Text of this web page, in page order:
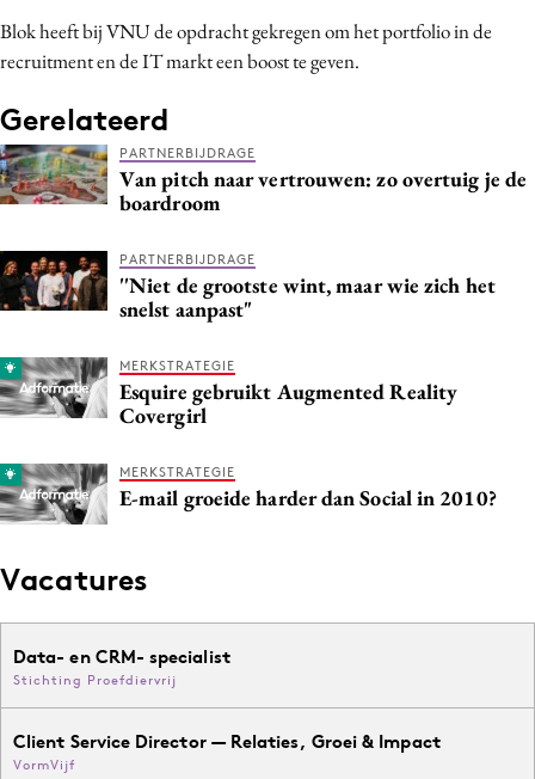
Digital transformation
Diversiteit
Gedragsverandering
Influencer marketing
Interne communicatie
Media
Merkstrategie
Programmatic
Purpose Marketing
Blok heeft bij VNU de opdracht gekregen om het portfolio in de
recruitment en de IT markt een boost te geven.
Gerelateerd
PARTNERBIJDRAGE
Van pitch naar vertrouwen: zo overtuig je de
boardroom
PARTNERBIJDRAGE
''Niet de grootste wint, maar wie zich het
snelst aanpast"
MERKSTRATEGIE
Esquire gebruikt Augmented Reality
Covergirl
MERKSTRATEGIE
E-mail groeide harder dan Social in 2010?
Vacatures
Data- en CRM- specialist
Stichting Proefdiervrij
Client Service Director — Relaties, Groei & Impact
VormVijf